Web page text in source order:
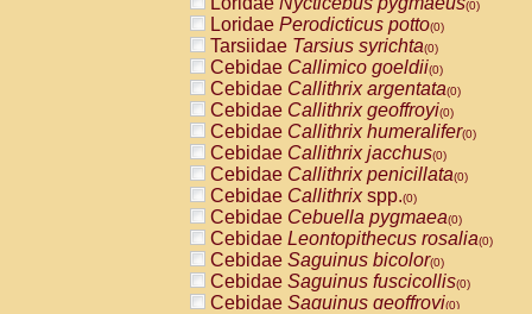
PitheciidaeCallicebus cupreus
PitheciidaeCallicebus donacophilus
PitheciidaeCallicebus moloch
PitheciidaeCallicebus torquatus
PitheciidaeCallicebusspp.(0)
PitheciidaeChiropotes satanas(0)
PitheciidaePithecia monachus
PitheciidaePithecia pithecia(0)
CercopithecidaeCercocebus agilis
CercopithecidaeCercocebus
CercopithecidaeCercocebus
CercopithecidaeCercocebus
CercopithecidaeCercocebus
CercopithecidaeCercocebushybrid
(0)
Loridae Perodicticus potto(0)
Tarsiidae Tarsius syrichta(0)
Cebidae Callimico goeldii(0)
Cebidae Callithrix argentata(0)
Cebidae Callithrix geoffroyi(0)
Cebidae Callithrix humeralifer(0)
Cebidae Callithrix jacchus(0)
Cebidae Callithrix penicillata(0)
Cebidae Callithrixspp.(0)
Cebidae Cebuella pygmaea(0)
Cebidae Leontopithecus rosalia(0)
Cebidae Saguinus bicolor(0)
Cebidae Saguinus fuscicollis(0)
Cebidae Saguinus geoffroyi(0)